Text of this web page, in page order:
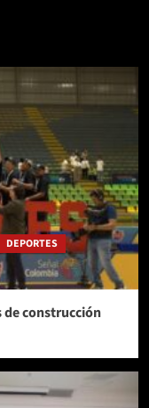
DEPORTES
de construcción